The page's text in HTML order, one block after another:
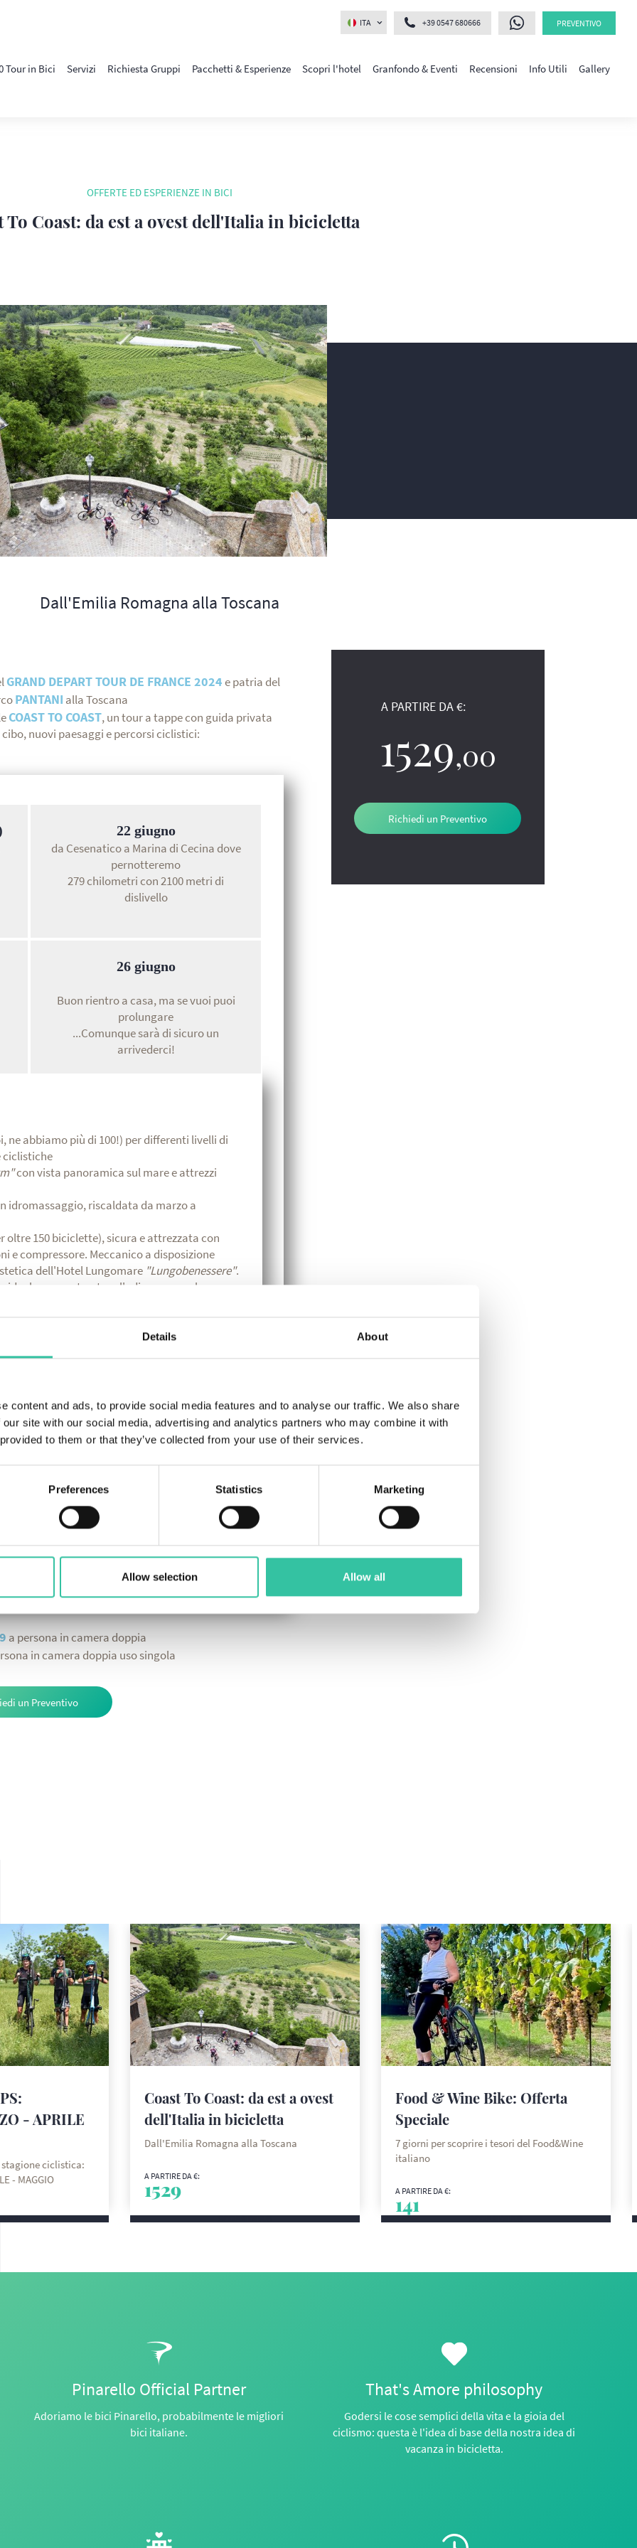
Details About
content and ads, to provide social media features and to analyse our traffic. We also share
site with our social media, advertising and analytics partners who may combine it with
to them or that they’ve collected from your use of their services.
Preferences Statistics Marketing
Allow selection Allow all
ITA +39 0547 680666 PREVENTIVO
Tour in Bici Servizi Richiesta Gruppi Pacchetti & Esperienze Scopri l'hotel Granfondo & Eventi Recensioni Info Utili Gallery
OFFERTE ED ESPERIENZE IN BICI
To Coast: da est a ovest dell'Italia in bicicletta
Dall'Emilia Romagna alla Toscana
GRAND DEPART TOUR DE FRANCE 2024e patria del
PANTANI alla Toscana
COAST TO COAST, un tour a tappe con guida privata
nuovi paesaggi e percorsi ciclistici:
22 giugno
da Cesenatico a Marina di Cecina dove
pernotteremo
279 chilometri con 2100 metri di
dislivello
26 giugno
Buon rientro a casa, ma se vuoi puoi
prolungare
...Comunque sarà di sicuro un
arrivederci!
ne abbiamo più di 100!) per differenti livelli di
ciclistiche
con vista panoramica sul mare e attrezzi
idromassaggio, riscaldata da marzo a
oltre 150 biciclette), sicura e attrezzata con
e compressore. Meccanico a disposizione
dell'Hotel Lungomare "Lungobenessere".
ideale per contrastare l'adipe, ma anche
tecnico sportivo
Hotel firmata Alè
enogastronomici tipici locali
bambini e accompagnatori non
a tipici paesi dell'entroterra romagnolo,
allenamento dalle 12:00 alle 16.00 e cena con
con acqua durante i pasti
sali minerali per i tour
liberamente di acqua ai dispenser
per preparare caffè, tè e tisane
a persona in camera doppia
in camera doppia uso singola
un Preventivo
A PARTIRE DA €:
1529,00
Richiedi un Preventivo
- APRILE
ciclistica:
- MAGGIO
PIÙ
Coast To Coast: da est a ovest
dell'Italia in bicicletta
Dall'Emilia Romagna alla Toscana
A PARTIRE DA €:
1529
SCOPRI DI PIÙ
Food & Wine Bike: Offerta
Speciale
7 giorni per scoprire i tesori del Food&Wine
italiano
A PARTIRE DA €:
141
SCOPRI DI PIÙ
Pinarello Official Partner
Adoriamo le bici Pinarello, probabilmente le migliori
bici italiane.
That's Amore philosophy
Godersi le cose semplici della vita e la gioia del
ciclismo: questa è l'idea di base della nostra idea di
vacanza in bicicletta.